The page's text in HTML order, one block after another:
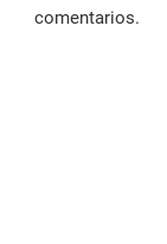
comentarios.